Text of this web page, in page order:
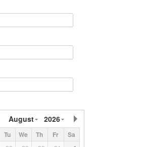
August 2026
Tu We Th Fr Sa